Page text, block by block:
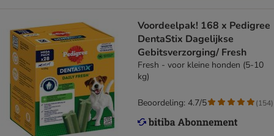
Voordeelpak! 168 x Pedigree
DentaStix Dagelijkse
Gebitsverzorging/ Fresh
Fresh - voor kleine honden (5-10
kg)
Beoordeling: 4.7/5 (154)